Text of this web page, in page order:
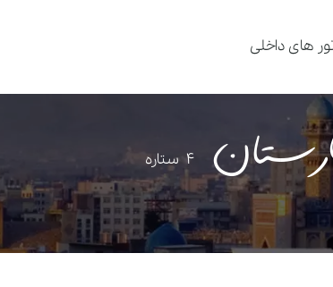
های داخلی
4 ستاره